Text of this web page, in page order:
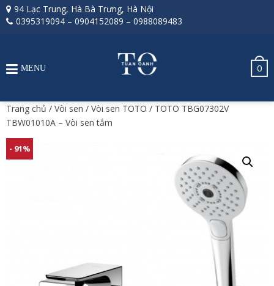
94 Lạc Trung, Hà Bà Trưng, Hà Nội
0395319094 – 0904152089 – 0988089483
0
MENU
Trang chủ / Vòi sen / Vòi sen TOTO / TOTO TBG07302V
TBW01010A – Vòi sen tắm
- 91%